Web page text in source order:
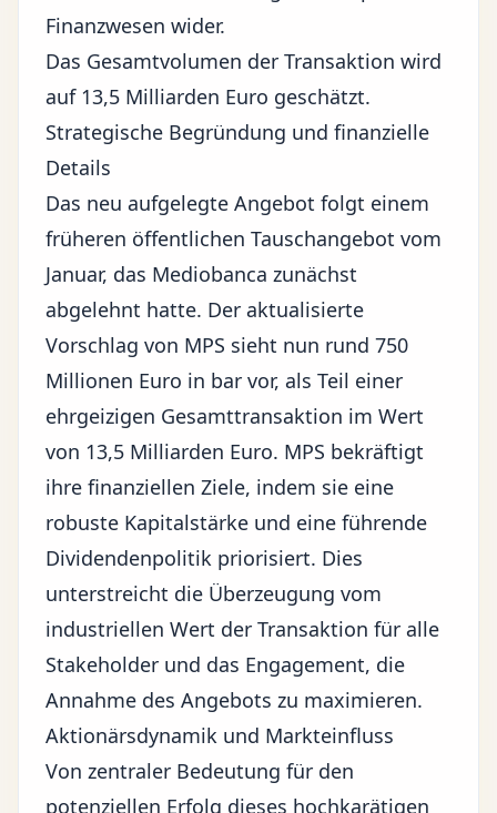
Finanzwesen wider.
Das Gesamtvolumen der Transaktion wird
auf 13,5 Milliarden Euro geschätzt.
Strategische Begründung und finanzielle
Details
Das neu aufgelegte Angebot folgt einem
früheren öffentlichen Tauschangebot vom
Januar, das Mediobanca zunächst
abgelehnt hatte. Der aktualisierte
Vorschlag von MPS sieht nun rund 750
Millionen Euro in bar vor, als Teil einer
ehrgeizigen Gesamttransaktion im Wert
von 13,5 Milliarden Euro. MPS bekräftigt
ihre finanziellen Ziele, indem sie eine
robuste Kapitalstärke und eine führende
Dividendenpolitik priorisiert. Dies
unterstreicht die Überzeugung vom
industriellen Wert der Transaktion für alle
Stakeholder und das Engagement, die
Annahme des Angebots zu maximieren.
Aktionärsdynamik und Markteinfluss
Von zentraler Bedeutung für den
potenziellen Erfolg dieses hochkarätigen